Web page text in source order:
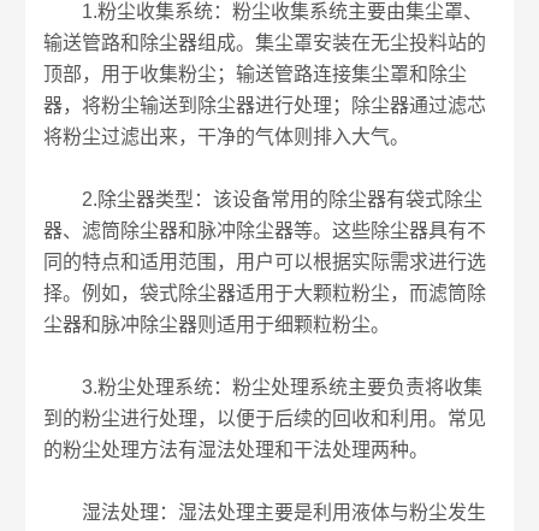
1.粉尘收集系统：粉尘收集系统主要由集尘罩、
输送管路和除尘器组成。集尘罩安装在无尘投料站的
顶部，用于收集粉尘；输送管路连接集尘罩和除尘
器，将粉尘输送到除尘器进行处理；除尘器通过滤芯
将粉尘过滤出来，干净的气体则排入大气。
2.除尘器类型：该设备常用的除尘器有袋式除尘
器、滤筒除尘器和脉冲除尘器等。这些除尘器具有不
同的特点和适用范围，用户可以根据实际需求进行选
择。例如，袋式除尘器适用于大颗粒粉尘，而滤筒除
尘器和脉冲除尘器则适用于细颗粒粉尘。
3.粉尘处理系统：粉尘处理系统主要负责将收集
到的粉尘进行处理，以便于后续的回收和利用。常见
的粉尘处理方法有湿法处理和干法处理两种。
湿法处理：湿法处理主要是利用液体与粉尘发生